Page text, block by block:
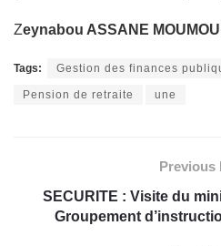
Zeynabou ASSANE
Tags: Gestion des finances
Pension de retraite une
Previous
SECURITE : Visite du
Groupement